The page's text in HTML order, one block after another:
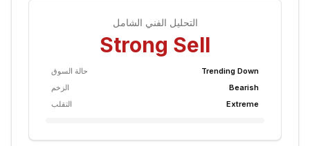
التحليل الفني الشامل
Strong Sell
حالة السوق
Trending Down
الزخم
Bearish
التقلب
Extreme